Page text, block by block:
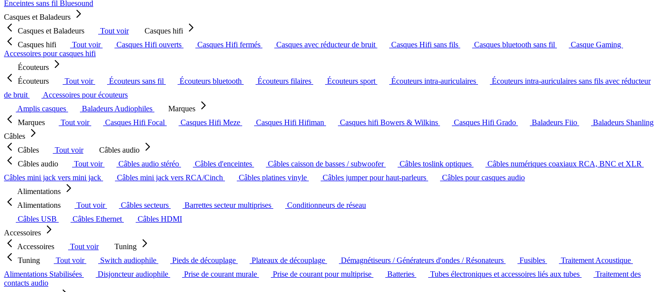
Enceintes sans fil Bluesound
Casques et Baladeurs
Casques et Baladeurs
Tout voir
Casques hifi
Casques hifi
Tout voir Casques Hifi ouverts Casques Hifi fermés Casques avec réducteur de bruit Casques Hifi sans fils Casques bluetooth sans fil
Casque Gaming
Accessoires pour casques hifi
Écouteurs
Écouteurs
Tout voir Écouteurs sans fil Écouteurs bluetooth Écouteurs filaires Écouteurs sport Écouteurs intra-auriculaires
Écouteurs intra-auriculaires sans fils avec réducteur
de bruit
Accessoires pour écouteurs
Amplis casques
Baladeurs Audiophiles
Marques
Marques
Tout voir Casques Hifi Focal Casques Hifi Meze Casques Hifi Hifiman Casques hifi Bowers & Wilkins Casques Hifi Grado Baladeurs Fiio
Baladeurs Shanling
Câbles
Câbles
Tout voir
Câbles audio
Câbles audio
Tout voir Câbles audio stéréo Câbles d'enceintes Câbles caisson de basses / subwoofer Câbles toslink optiques
Câbles numériques coaxiaux RCA, BNC et XLR
Câbles mini jack vers mini jack
Câbles mini jack vers RCA/Cinch Câbles platines vinyle Câbles jumper pour haut-parleurs
Câbles pour casques audio
Alimentations
Alimentations
Tout voir Câbles secteurs Barrettes secteur multiprises
Conditionneurs de réseau
Câbles USB
Câbles Ethernet
Câbles HDMI
Accessoires
Accessoires
Tout voir
Tuning
Tuning
Tout voir Switch audiophile Pieds de découplage Plateaux de découplage Démagnétiseurs / Générateurs d'ondes / Résonateurs Fusibles
Traitement Acoustique
Alimentations Stabilisées
Disjoncteur audiophile Prise de courant murale Prise de courant pour multiprise Batteries Tubes électroniques et accessoires liés aux tubes
Traitement des
contacts audio